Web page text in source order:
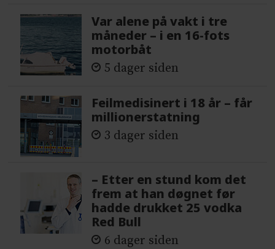
Var alene på vakt i tre
måneder – i en 16-fots
motorbåt
5 dager siden
Feilmedisinert i 18 år – får
millionerstatning
3 dager siden
– Etter en stund kom det
frem at han døgnet før
hadde drukket 25 vodka
Red Bull
6 dager siden